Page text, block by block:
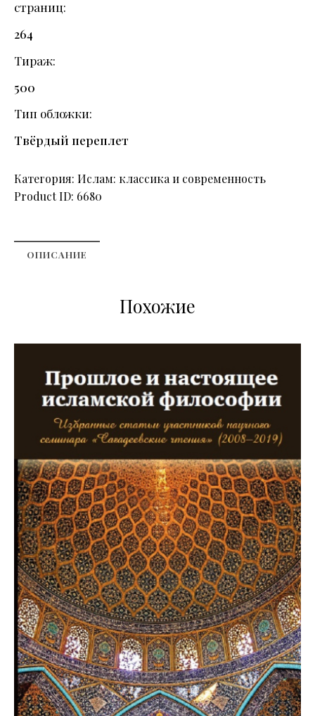
страниц
264
Тираж
500
Тип обложки
Твёрдый переплет
Категория: Ислам: классика и современность
Product ID: 6680
ОПИСАНИЕ
Похожие